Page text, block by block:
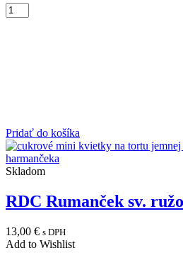
Pridať do košíka
Skladom
RDC Rumanček sv.
13,00 € s DPH
Add to Wishlist